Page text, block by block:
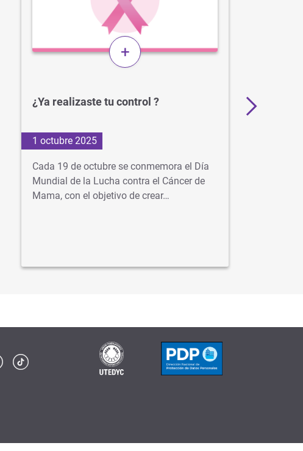
+
¿Ya realizaste tu control ?
1 octubre 2025
Cada 19 de octubre se conmemora el Día
Mundial de la Lucha contra el Cáncer de
Mama, con el objetivo de crear…